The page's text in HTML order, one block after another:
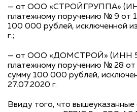
— от ООО «СТРОЙГРУППА»
платежному поручению № 9 от
100 000 рублей, исключенной
г.;
— от ООО «ДОМСТРОЙ» (ИНН
платежному поручению № 28 от
сумму 100 000 рублей,
27.07.2020 г.
Ввиду того, что вышеуказанные